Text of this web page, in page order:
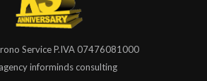
ServiceP.IVA 07476081000
informinds consulting